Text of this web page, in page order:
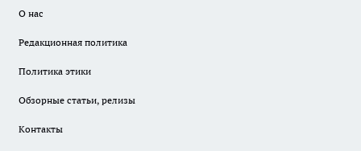
О нас
Редакционная политика
Политика этики
Обзорные статьи, релизы
Контакты